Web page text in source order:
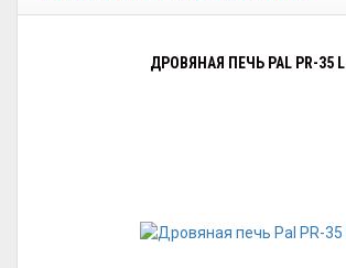
ДРОВЯНАЯ ПЕЧЬ PAL PR-35 L